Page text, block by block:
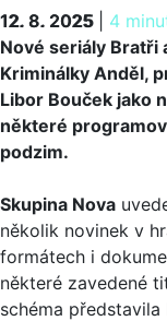
12. 8. 2025 4
12. 8. 2025
Nové seriály Bratři
Kriminálky Anděl,
Libor Bouček jako
některé
podzim.
Skupina Nova
několik novinek v
formátech i
některé zavedené
schéma